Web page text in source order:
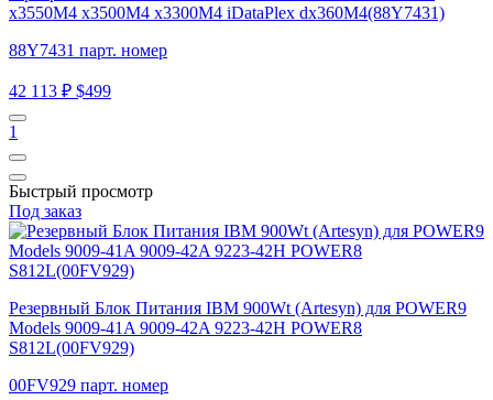
x3550M4 x3500M4 x3300M4 iDataPlex dx360M4(88Y7431)
88Y7431 парт. номер
42 113 ₽ $499
1
Быстрый просмотр
Под заказ
Резервный Блок Питания IBM 900Wt (Artesyn) для POWER9
Models 9009-41A 9009-42A 9223-42H POWER8
S812L(00FV929)
00FV929 парт. номер